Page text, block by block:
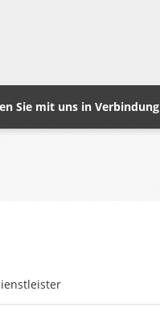
Sie mit uns in Verbindung